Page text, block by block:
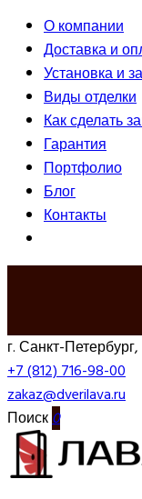
О компании
Доставка и
Установка и
Виды отделки
Как сделать
Гарантия
Портфолио
Блог
Контакты
г. Санкт-
+7 (812) 716-98-00
zakaz@dverilava.ru
Поиск0